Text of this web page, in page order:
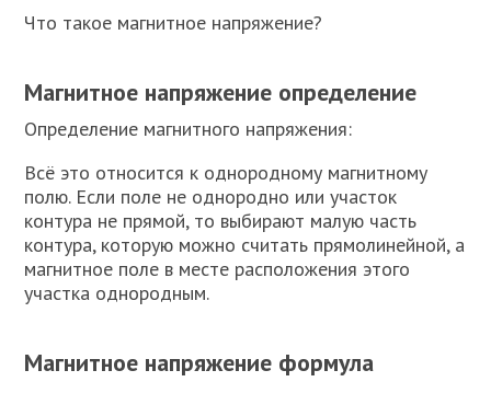
Что такое магнитное напряжение?
Магнитное напряжение определение
Определение магнитного напряжения:
Всё это относится к однородному магнитному
полю. Если поле не однородно или участок
контура не прямой, то выбирают малую часть
контура, которую можно считать прямолинейной, а
магнитное поле в месте расположения этого
участка однородным.
Магнитное напряжение формула